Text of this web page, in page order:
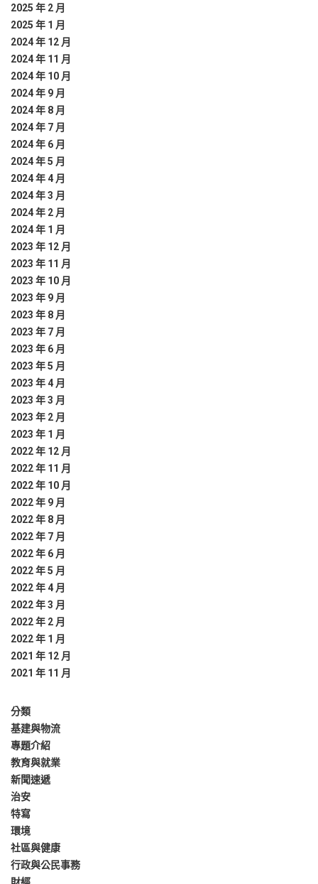
2025 年 2 月
2025 年 1 月
2024 年 12 月
2024 年 11 月
2024 年 10 月
2024 年 9 月
2024 年 8 月
2024 年 7 月
2024 年 6 月
2024 年 5 月
2024 年 4 月
2024 年 3 月
2024 年 2 月
2024 年 1 月
2023 年 12 月
2023 年 11 月
2023 年 10 月
2023 年 9 月
2023 年 8 月
2023 年 7 月
2023 年 6 月
2023 年 5 月
2023 年 4 月
2023 年 3 月
2023 年 2 月
2023 年 1 月
2022 年 12 月
2022 年 11 月
2022 年 10 月
2022 年 9 月
2022 年 8 月
2022 年 7 月
2022 年 6 月
2022 年 5 月
2022 年 4 月
2022 年 3 月
2022 年 2 月
2022 年 1 月
2021 年 12 月
2021 年 11 月
分類
基建與物流
專題介紹
教育與就業
新聞速遞
治安
特寫
環境
社區與健康
行政與公民事務
財經